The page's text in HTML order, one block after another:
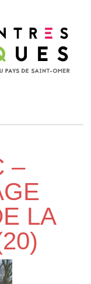
–
LA